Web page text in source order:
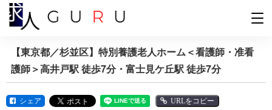
【東京都／杉並区】特別養護老人ホーム＜看護師・准看
護師＞高井戸駅 徒歩7分・富士見ケ丘駅 徒歩7分
シェア URLをコピー